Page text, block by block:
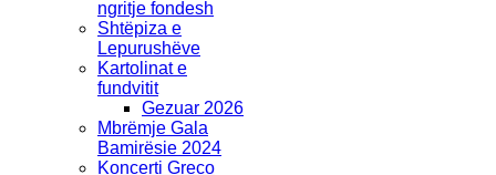
ngritje fondesh
Shtëpiza e
Lepurushëve
Kartolinat e
fundvitit
Gezuar 2026
Mbrëmje Gala
Bamirësie 2024
Koncerti Greco